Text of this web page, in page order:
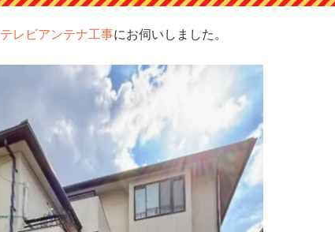
テレビアンテナ工事にお伺いしました。